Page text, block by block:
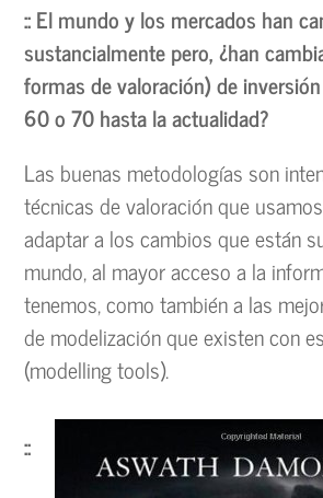
:: El mundo y los mercados han
sustancialmente pero, ¿han
formas de valoración) de
60 o 70 hasta la actualidad?
Las buenas metodologías son
técnicas de valoración que
adaptar a los cambios que están
mundo, al mayor acceso a la
tenemos, como también a las
de modelización que existen con
(modelling tools).
::